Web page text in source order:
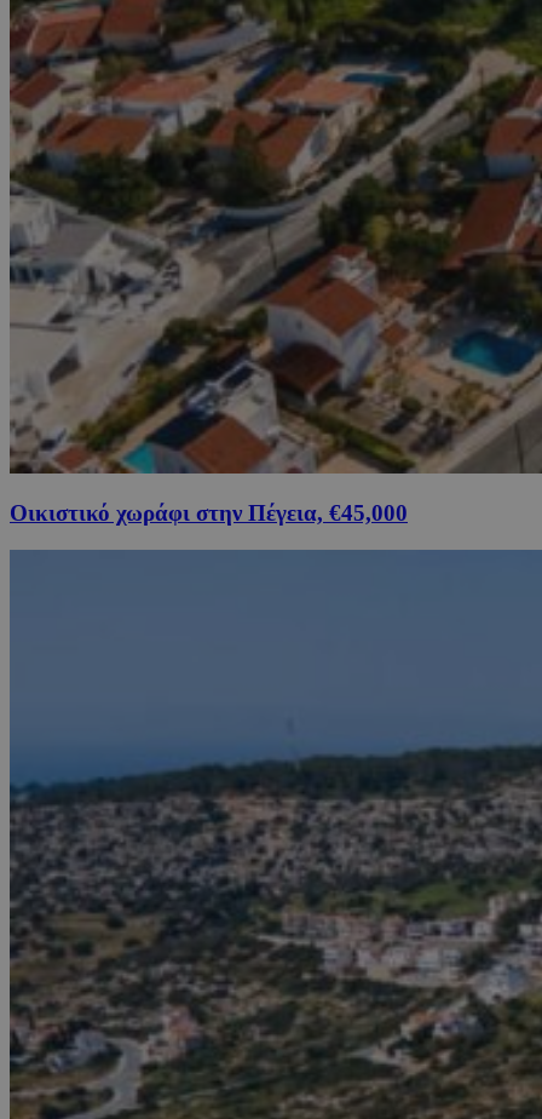
Οικιστικό χωράφι στην Πέγεια, €45,000